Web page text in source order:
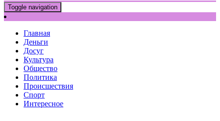
Toggle navigation
Главная
Деньги
Досуг
Культура
Общество
Политика
Происшествия
Спорт
Интересное